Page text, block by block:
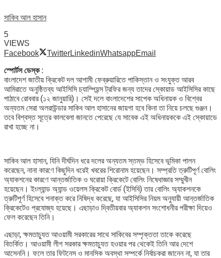
সাকিব আল হাসান
5
VIEWS
Facebook
TwitterLinkedinWhatsappEmail
স্পোর্টস ডেস্ক :
বাংলাদেশ জাতীয় ক্রিকেট দল আগামী ফেব্রুয়ারিতে পাকিস্তান ও সংযুক্ত আরব
আমিরাতে অনুষ্ঠিতব্য আইসিসি চ্যাম্পিয়ন্স ট্রফির জন্য তাদের স্কোয়াড আইসিসির কাছে
পাঠাবে রোববার (১২ জানুয়ারি)। সেই দলে বাংলাদেশের সাপেক অধিনায়ক ও বিশ্বের
অন্যতম সেরা অলরাউন্ডার সাকিব আল হাসানের জায়গা হবে কিনা তা নিয়ে চলছে গুঞ্জন।
তবে বিশ্বস্ত সূত্রে কালবেলা জানতে পেরেছে যে সাবেক এই অধিনায়ককে এই স্কোয়াডে
রাখা হচ্ছে না।
সাকিব আল হাসান, যিনি দীর্ঘদিন ধরে দলের অন্যতম স্তম্ভ হিসেবে ভূমিকা পালন
করেছেন, নানা কারণে কিছুদিন ধরেই খবরের শিরোনাম হয়েছেন। সম্প্রতি ত্রুটিপূর্ণ বোলিং
অ্যাকশনের কারণে আন্তর্জাতিক ও ঘরোয়া ক্রিকেটে বোলিং নিষেধাজ্ঞার সম্মুখীন
হয়েছেন। ইংল্যান্ড অ্যান্ড ওয়েলস ক্রিকেট বোর্ড (ইসিবি) তার বোলিং অ্যাকশনকে
ত্রুটিপূর্ণ হিসেবে শনাক্ত করে নিষিদ্ধ করেছে, যা আইসিসির নিয়ম অনুযায়ী আন্তর্জাতিক
ক্রিকেটেও প্রযোজ্য হয়েছে। এছাড়াও দ্বিতীয়বার অ্যাকশন সংশোধনীর পরীক্ষা দিয়েও
ফেল করেছেন তিনি।
এছাড়া, ক্ষমতাচ্যুত আওয়ামী সরকারের সাথে সাকিবের সম্পৃক্ততা তাকে করেছে
বিতর্কিত। আওয়ামী লীগ সরকার ক্ষমতাচ্যুত হওয়ার পর থেকেই তিনি আর দেশে
আসেননি। ফলে তার ফিটনেস ও মানসিক অবস্থা সম্পর্কে নির্বাচকরা জানেন না, যা তার